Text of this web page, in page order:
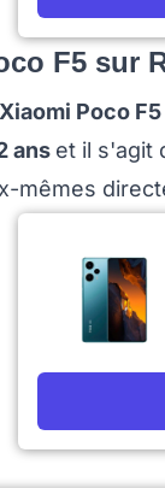
F5 sur
Xiaomi Poco F5
ans et il s'agit
mêmes